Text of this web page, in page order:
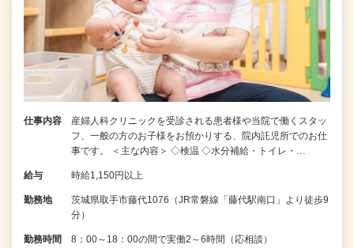
仕事内容
産婦人科クリニックを受診される患者様や当院で働くスタッ
フ、一般の方のお子様をお預かりする、院内託児所でのお仕
事です。 ＜主な内容＞ ◇検温 ◇水分補給・トイレ・…
給与 時給1,150円以上
勤務地
茨城県取手市藤代1076（JR常磐線「藤代駅南口」より徒歩9
分）
勤務時間 8：00～18：00の間で実働2～6時間（応相談）